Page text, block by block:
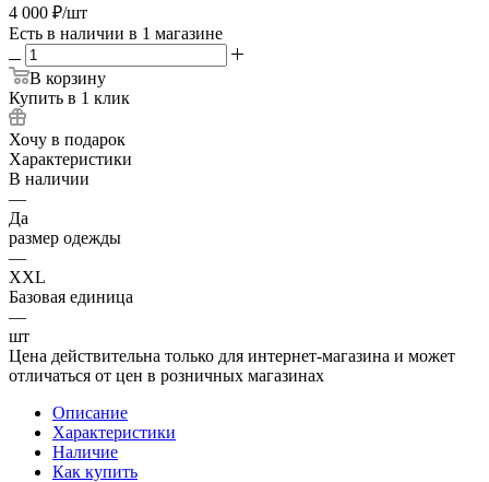
4 000 ₽/шт
Есть в наличии в 1 магазине
В корзину
Купить в 1 клик
Хочу в подарок
Характеристики
В наличии
—
Да
размер одежды
—
XXL
Базовая единица
—
шт
Цена действительна только для интернет-магазина и может
отличаться от цен в розничных магазинах
Описание
Характеристики
Наличие
Как купить